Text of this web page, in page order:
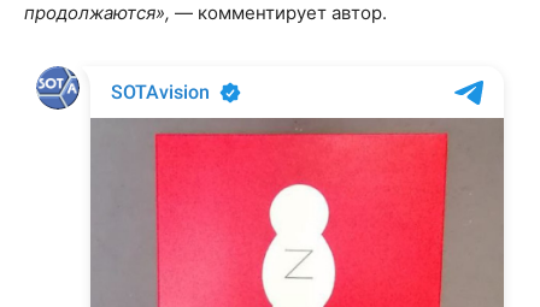
продолжаются», — комментирует автор.